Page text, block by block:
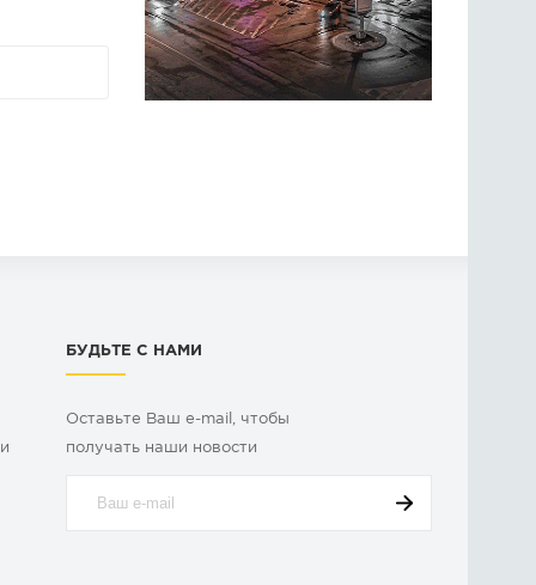
БУДЬТЕ С НАМИ
Оставьте Ваш e-mail, чтобы
получать наши новости